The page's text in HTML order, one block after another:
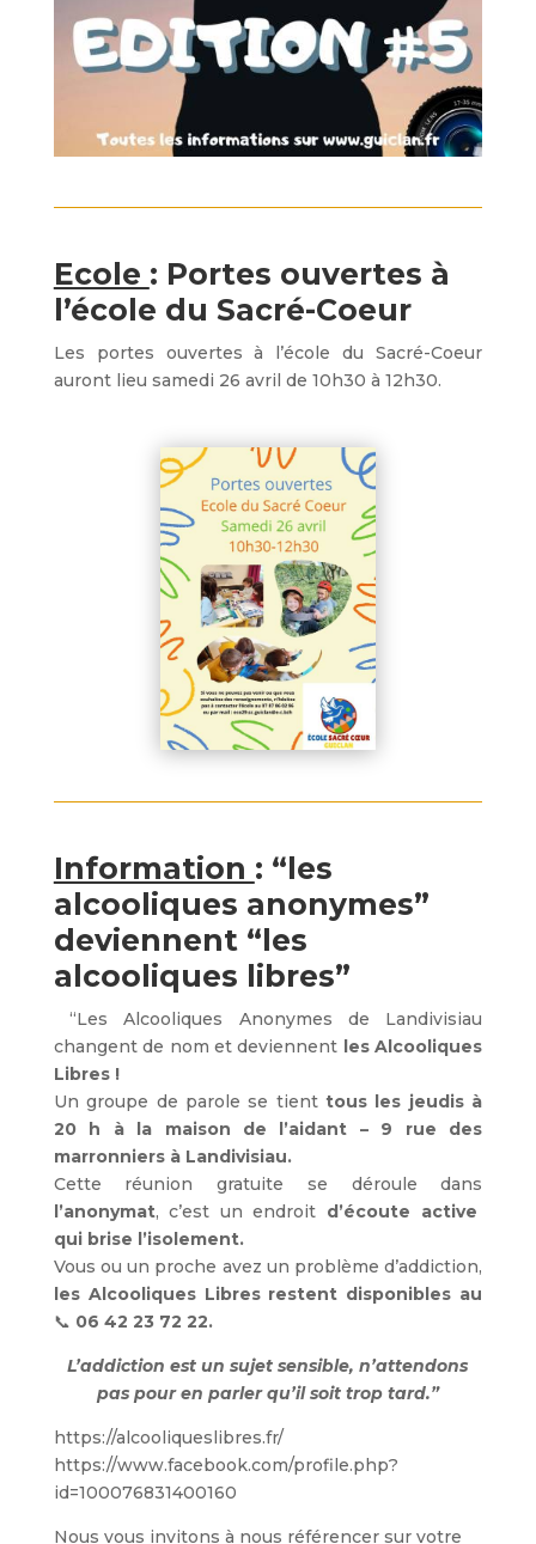
Ecole : Portes ouvertes à
l’école du Sacré-Coeur
Les portes ouvertes à l’école du Sacré-Coeur
auront lieu samedi 26 avril de 10h30 à 12h30.
Information : “les
alcooliques anonymes”
deviennent “les
alcooliques libres”
“Les Alcooliques Anonymes de Landivisiau
changent de nom et deviennent les Alcooliques
Libres !
Un groupe de parole se tienttous les jeudis à
20 h à la maison de l’aidant – 9 rue des
marronniers à Landivisiau.
Cette réunion gratuite se déroule dans
l’anonymat, c’est un endroit d’écoute active
qui brise l’isolement.
Vous ou un proche avez un problème d’addiction,
les Alcooliques Libres restent disponibles au
📞 06 42 23 72 22.
L’addiction est un sujet sensible, n’attendons
pas pour en parler qu’il soit trop tard.”
https://alcooliqueslibres.fr/
https://www.facebook.com/profile.php?
id=100076831400160
Nous vous invitons à nous référencer sur votre